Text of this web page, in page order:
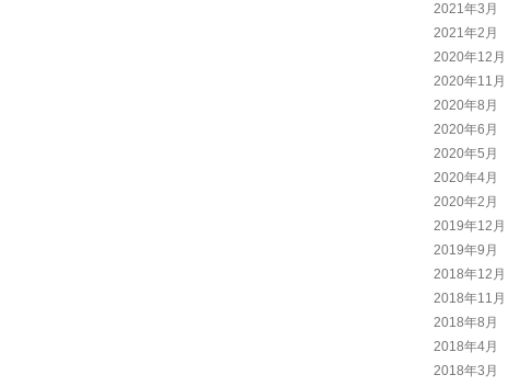
2021年3月
2021年2月
2020年12月
2020年11月
2020年8月
2020年6月
2020年5月
2020年4月
2020年2月
2019年12月
2019年9月
2018年12月
2018年11月
2018年8月
2018年4月
2018年3月